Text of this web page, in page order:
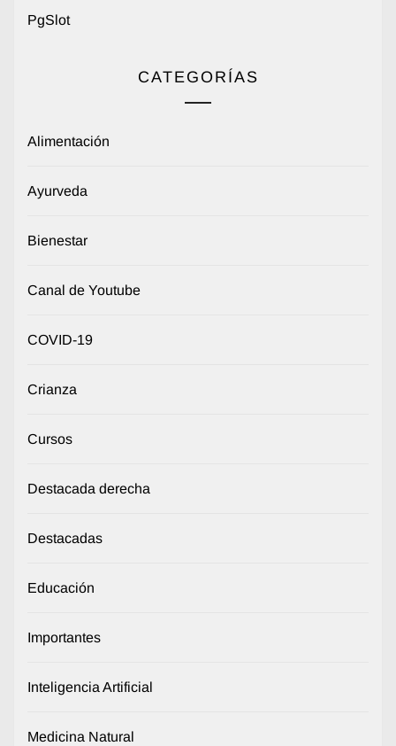
PgSlot
CATEGORÍAS
Alimentación
Ayurveda
Bienestar
Canal de Youtube
COVID-19
Crianza
Cursos
Destacada derecha
Destacadas
Educación
Importantes
Inteligencia Artificial
Medicina Natural